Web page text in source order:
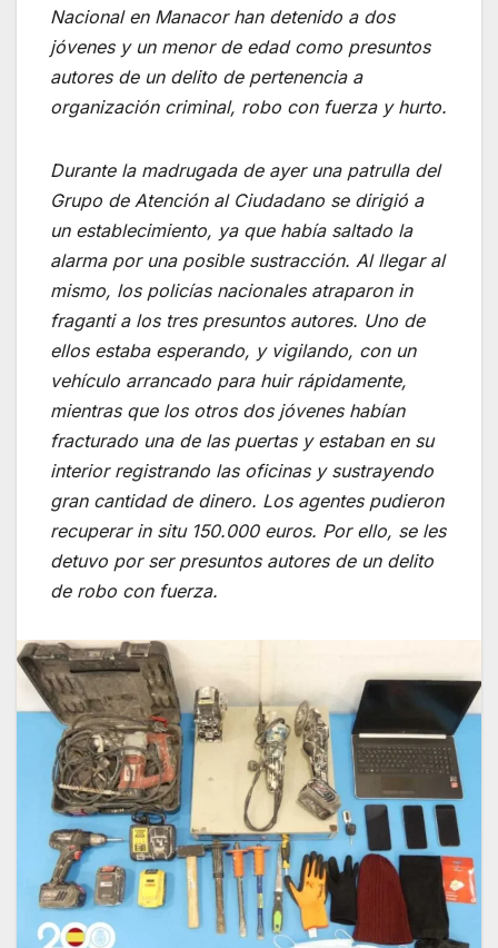
Nacional en Manacor han detenido a dos
jóvenes y un menor de edad como presuntos
autores de un delito de pertenencia a
organización criminal, robo con fuerza y hurto.
Durante la madrugada de ayer una patrulla del
Grupo de Atención al Ciudadano se dirigió a
un establecimiento, ya que había saltado la
alarma por una posible sustracción. Al llegar al
mismo, los policías nacionales atraparon in
fraganti a los tres presuntos autores. Uno de
ellos estaba esperando, y vigilando, con un
vehículo arrancado para huir rápidamente,
mientras que los otros dos jóvenes habían
fracturado una de las puertas y estaban en su
interior registrando las oficinas y sustrayendo
gran cantidad de dinero. Los agentes pudieron
recuperar in situ 150.000 euros. Por ello, se les
detuvo por ser presuntos autores de un delito
de robo con fuerza.